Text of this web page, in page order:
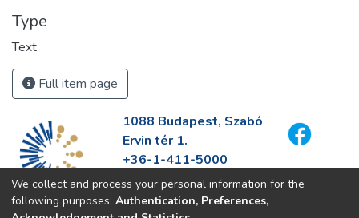
Type
Text
Full item page
1088 Budapest, Szabó
Ervin tér 1.
+36-1-411-5000
info@fszek.hu
https://fszek.hu
We collect and process your personal information for the
following purposes: Authentication, Preferences,